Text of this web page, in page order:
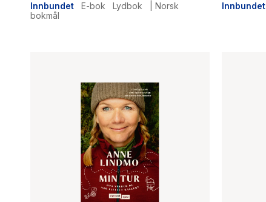
Innbundet E-bok Lydbok
Norsk
bokmål
Innbundet